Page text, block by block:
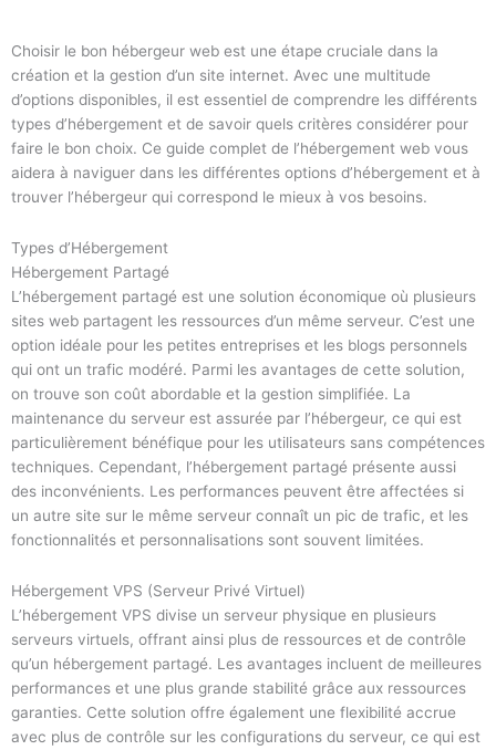
Choisir le bon hébergeur web est une étape cruciale dans la
création et la gestion d’un site internet. Avec une multitude
d’options disponibles, il est essentiel de comprendre les différents
types d’hébergement et de savoir quels critères considérer pour
faire le bon choix. Ce guide complet de l’hébergement web vous
aidera à naviguer dans les différentes options d’hébergement et à
trouver l’hébergeur qui correspond le mieux à vos besoins.
Types d’Hébergement
Hébergement Partagé
L’hébergement partagé est une solution économique où plusieurs
sites web partagent les ressources d’un même serveur. C’est une
option idéale pour les petites entreprises et les blogs personnels
qui ont un trafic modéré. Parmi les avantages de cette solution,
on trouve son coût abordable et la gestion simplifiée. La
maintenance du serveur est assurée par l’hébergeur, ce qui est
particulièrement bénéfique pour les utilisateurs sans compétences
techniques. Cependant, l’hébergement partagé présente aussi
des inconvénients. Les performances peuvent être affectées si
un autre site sur le même serveur connaît un pic de trafic, et les
fonctionnalités et personnalisations sont souvent limitées.
Hébergement VPS (Serveur Privé Virtuel)
L’hébergement VPS divise un serveur physique en plusieurs
serveurs virtuels, offrant ainsi plus de ressources et de contrôle
qu’un hébergement partagé. Les avantages incluent de meilleures
performances et une plus grande stabilité grâce aux ressources
garanties. Cette solution offre également une flexibilité accrue
avec plus de contrôle sur les configurations du serveur, ce qui est